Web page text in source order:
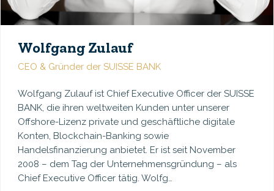
Wolfgang Zulauf
CEO & Gründer der SUISSE BANK
Wolfgang Zulauf ist Chief Executive Officer der SUISSE
BANK, die ihren weltweiten Kunden unter unserer
Offshore-Lizenz private und geschäftliche digitale
Konten, Blockchain-Banking sowie
Handelsfinanzierung anbietet. Er ist seit November
2008 – dem Tag der Unternehmensgründung – als
Chief Executive Officer tätig. Wolfg…